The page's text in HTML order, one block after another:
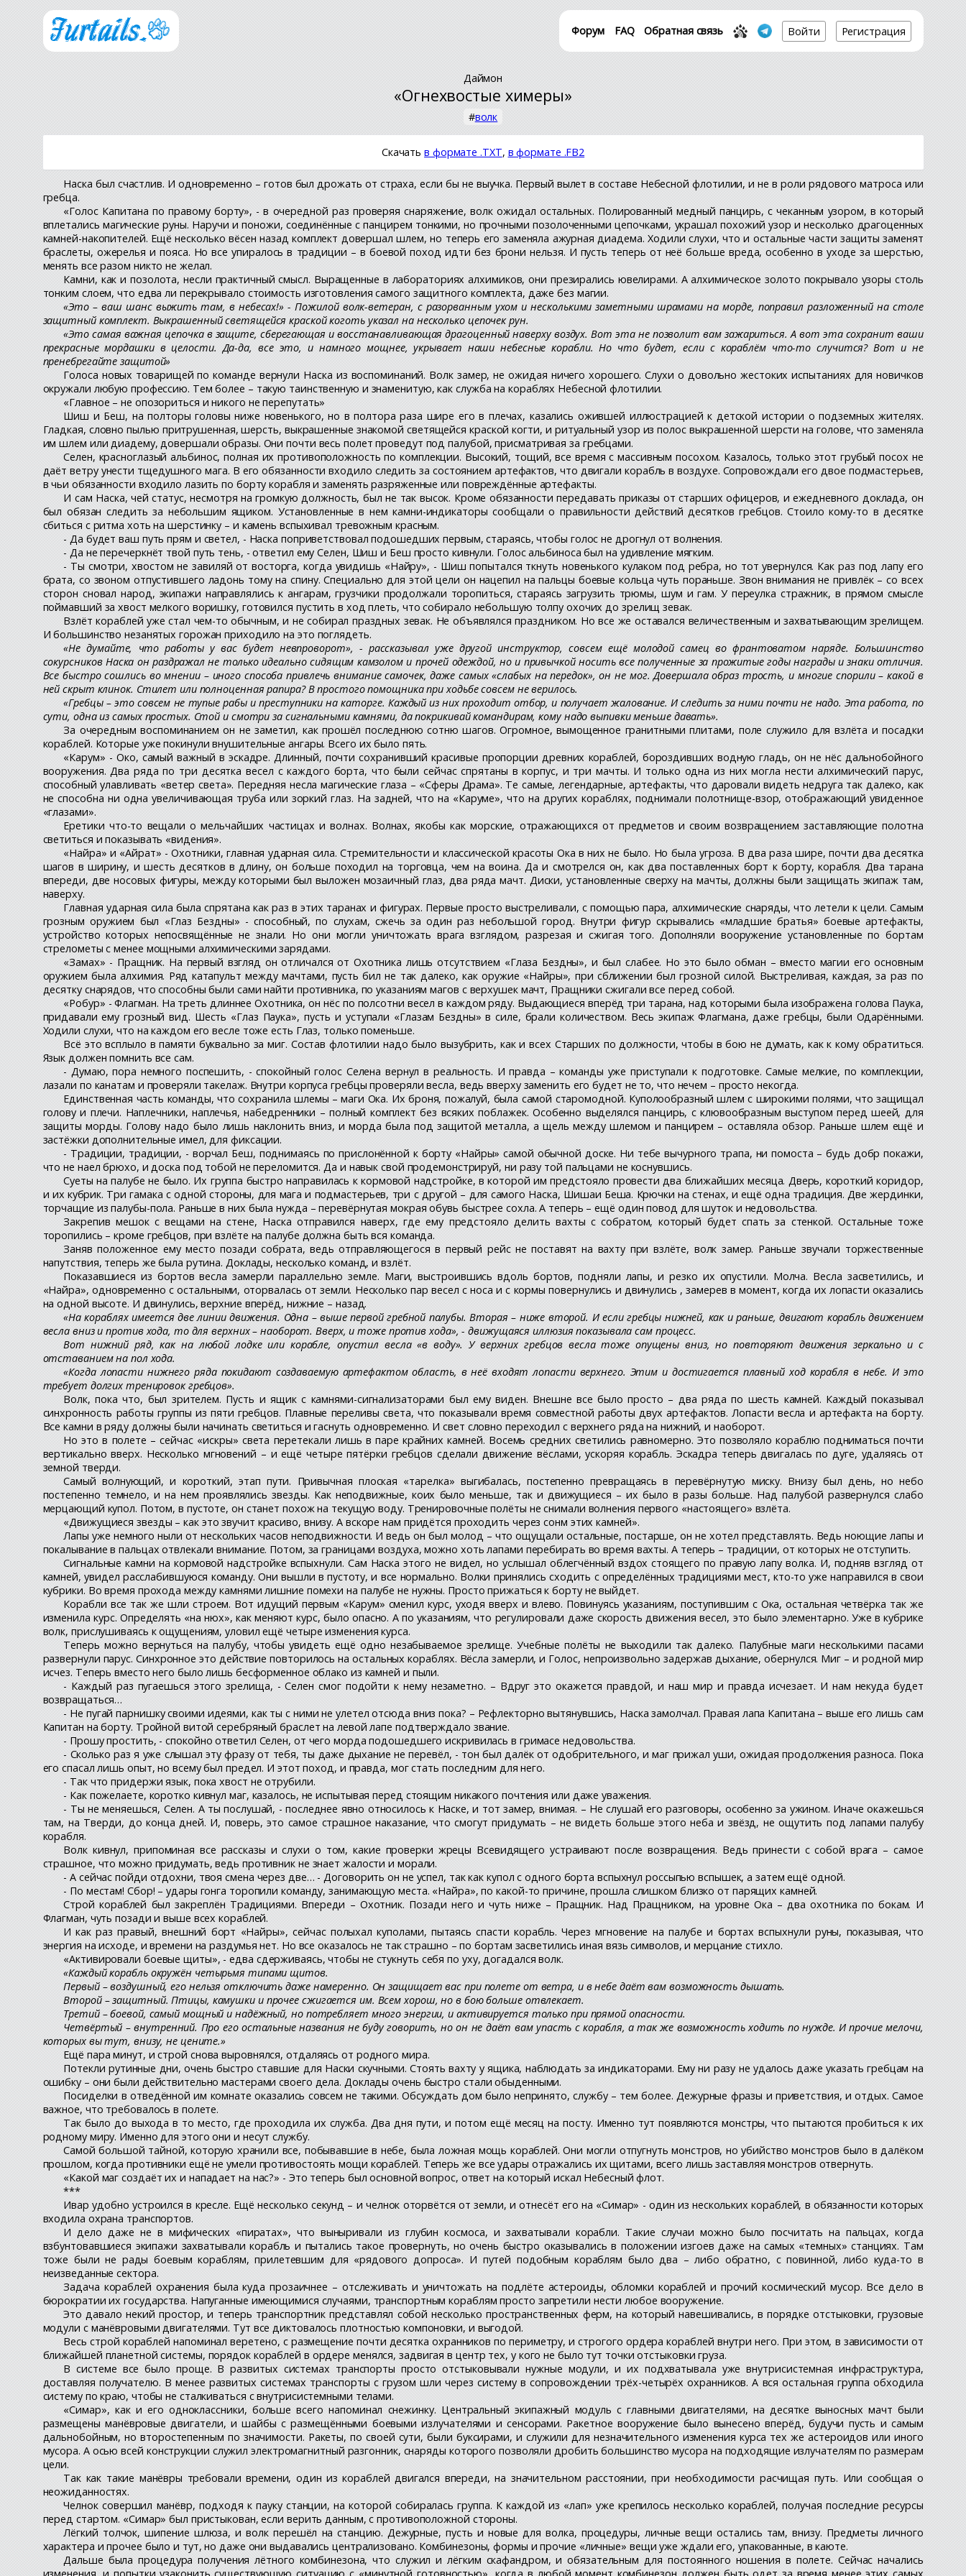
Форум FAQ Обратная связь Войти Регистрация
Даймон
«Огнехвостые химеры»
#волк
Скачатьв формате .TXT, в формате .FB2
Наска был счастлив. И одновременно – готов был дрожать от страха, если бы не выучка. Первый вылет в составе Небесной флотилии, и не в роли рядового матроса или
гребца.
«Голос Капитана по правому борту», - в очередной раз проверяя снаряжение, волк ожидал остальных. Полированный медный панцирь, с чеканным узором, в который
вплетались магические руны. Наручи и поножи, соединённые с панцирем тонкими, но прочными позолоченными цепочками, украшал похожий узор и несколько драгоценных
камней-накопителей. Ещё несколько вёсен назад комплект довершал шлем, но теперь его заменяла ажурная диадема. Ходили слухи, что и остальные части защиты заменят
браслеты, ожерелья и пояса. Но все упиралось в традиции – в боевой поход идти без брони нельзя. И пусть теперь от неё больше вреда, особенно в уходе за шерстью,
менять все разом никто не желал.
Камни, как и позолота, несли практичный смысл. Выращенные в лабораториях алхимиков, они презирались ювелирами. А алхимическое золото покрывало узоры столь
тонким слоем, что едва ли перекрывало стоимость изготовления самого защитного комплекта, даже без магии.
«Это – ваш шанс выжить там, в небесах!» - Пожилой волк-ветеран, с разорванным ухом и несколькими заметными шрамами на морде, поправил разложенный на столе
защитный комплект. Выкрашенный светящейся краской коготь указал на несколько цепочек рун.
«Это самая важная цепочка в защите, сберегающая и восстанавливающая драгоценный наверху воздух. Вот эта не позволит вам зажариться. А вот эта сохранит ваши
прекрасные мордашки в целости. Да-да, все это, и намного мощнее, укрывает наши небесные корабли. Но что будет, если с кораблём что-то случится? Вот и не
пренебрегайте защитой»
Голоса новых товарищей по команде вернули Наска из воспоминаний. Волк замер, не ожидая ничего хорошего. Слухи о довольно жестоких испытаниях для новичков
окружали любую профессию. Тем более – такую таинственную и знаменитую, как служба на кораблях Небесной флотилии.
«Главное – не опозориться и никого не перепутать»
Шиш и Беш, на полторы головы ниже новенького, но в полтора раза шире его в плечах, казались ожившей иллюстрацией к детской истории о подземных жителях.
Гладкая, словно пылью притрушенная, шерсть, выкрашенные знакомой светящейся краской когти, и ритуальный узор из полос выкрашенной шерсти на голове, что заменяла
им шлем или диадему, довершали образы. Они почти весь полет проведут под палубой, присматривая за гребцами.
Селен, красноглазый альбинос, полная их противоположность по комплекции. Высокий, тощий, все время с массивным посохом. Казалось, только этот грубый посох не
даёт ветру унести тщедушного мага. В его обязанности входило следить за состоянием артефактов, что двигали корабль в воздухе. Сопровождали его двое подмастерьев,
в чьи обязанности входило лазить по борту корабля и заменять разряженные или повреждённые артефакты.
И сам Наска, чей статус, несмотря на громкую должность, был не так высок. Кроме обязанности передавать приказы от старших офицеров, и ежедневного доклада, он
был обязан следить за небольшим ящиком. Установленные в нем камни-индикаторы сообщали о правильности действий десятков гребцов. Стоило кому-то в десятке
сбиться с ритма хоть на шерстинку – и камень вспыхивал тревожным красным.
- Да будет ваш путь прям и светел, - Наска поприветствовал подошедших первым, стараясь, чтобы голос не дрогнул от волнения.
- Да не перечеркнёт твой путь тень, - ответил ему Селен, Шиш и Беш просто кивнули. Голос альбиноса был на удивление мягким.
- Ты смотри, хвостом не завиляй от восторга, когда увидишь «Найру», - Шиш попытался ткнуть новенького кулаком под ребра, но тот увернулся. Как раз под лапу его
брата, со звоном отпустившего ладонь тому на спину. Специально для этой цели он нацепил на пальцы боевые кольца чуть пораньше. Звон внимания не привлёк – со всех
сторон сновал народ, экипажи направлялись к ангарам, грузчики продолжали торопиться, стараясь загрузить трюмы, шум и гам. У переулка стражник, в прямом смысле
поймавший за хвост мелкого воришку, готовился пустить в ход плеть, что собирало небольшую толпу охочих до зрелищ зевак.
Взлёт кораблей уже стал чем-то обычным, и не собирал праздных зевак. Не объявлялся праздником. Но все же оставался величественным и захватывающим зрелищем.
И большинство незанятых горожан приходило на это поглядеть.
«Не думайте, что работы у вас будет невпроворот», - рассказывал уже другой инструктор, совсем ещё молодой самец во франтоватом наряде. Большинство
сокурсников Наска он раздражал не только идеально сидящим камзолом и прочей одеждой, но и привычкой носить все полученные за прожитые годы награды и знаки отличия.
Все быстро сошлись во мнении – иного способа привлечь внимание самочек, даже самых «слабых на передок», он не мог. Довершала образ трость, и многие спорили – какой в
ней скрыт клинок. Стилет или полноценная рапира? В простого помощника при ходьбе совсем не верилось.
«Гребцы – это совсем не тупые рабы и преступники на каторге. Каждый из них проходит отбор, и получает жалование. И следить за ними почти не надо. Эта работа, по
сути, одна из самых простых. Стой и смотри за сигнальными камнями, да покрикивай командирам, кому надо выпивки меньше давать».
За очередным воспоминанием он не заметил, как прошёл последнюю сотню шагов. Огромное, вымощенное гранитными плитами, поле служило для взлёта и посадки
кораблей. Которые уже покинули внушительные ангары. Всего их было пять.
«Карум» - Око, самый важный в эскадре. Длинный, почти сохранивший красивые пропорции древних кораблей, бороздивших водную гладь, он не нёс дальнобойного
вооружения. Два ряда по три десятка весел с каждого борта, что были сейчас спрятаны в корпус, и три мачты. И только одна из них могла нести алхимический парус,
способный улавливать «ветер света». Передняя несла магические глаза – «Сферы Драма». Те самые, легендарные, артефакты, что даровали видеть недруга так далеко, как
не способна ни одна увеличивающая труба или зоркий глаз. На задней, что на «Каруме», что на других кораблях, поднимали полотнище-взор, отображающий увиденное
«глазами».
Еретики что-то вещали о мельчайших частицах и волнах. Волнах, якобы как морские, отражающихся от предметов и своим возвращением заставляющие полотна
светиться и показывать «видения».
«Найра» и «Айрат» - Охотники, главная ударная сила. Стремительности и классической красоты Ока в них не было. Но была угроза. В два раза шире, почти два десятка
шагов в ширину, и шесть десятков в длину, он больше походил на торговца, чем на воина. Да и смотрелся он, как два поставленных борт к борту, корабля. Два тарана
впереди, две носовых фигуры, между которыми был выложен мозаичный глаз, два ряда мачт. Диски, установленные сверху на мачты, должны были защищать экипаж там,
наверху.
Главная ударная сила была спрятана как раз в этих таранах и фигурах. Первые просто выстреливали, с помощью пара, алхимические снаряды, что летели к цели. Самым
грозным оружием был «Глаз Бездны» - способный, по слухам, сжечь за один раз небольшой город. Внутри фигур скрывались «младшие братья» боевые артефакты,
устройство которых непосвящённые не знали. Но они могли уничтожать врага взглядом, разрезая и сжигая того. Дополняли вооружение установленные по бортам
стрелометы с менее мощными алхимическими зарядами.
«Замах» - Пращник. На первый взгляд он отличался от Охотника лишь отсутствием «Глаза Бездны», и был слабее. Но это было обман – вместо магии его основным
оружием была алхимия. Ряд катапульт между мачтами, пусть бил не так далеко, как оружие «Найры», при сближении был грозной силой. Выстреливая, каждая, за раз по
десятку снарядов, что способны были сами найти противника, по указаниям магов с верхушек мачт, Пращники сжигали все перед собой.
«Робур» - Флагман. На треть длиннее Охотника, он нёс по полсотни весел в каждом ряду. Выдающиеся вперёд три тарана, над которыми была изображена голова Паука,
придавали ему грозный вид. Шесть «Глаз Паука», пусть и уступали «Глазам Бездны» в силе, брали количеством. Весь экипаж Флагмана, даже гребцы, были Одарёнными.
Ходили слухи, что на каждом его весле тоже есть Глаз, только поменьше.
Всё это всплыло в памяти буквально за миг. Состав флотилии надо было вызубрить, как и всех Старших по должности, чтобы в бою не думать, как к кому обратиться.
Язык должен помнить все сам.
- Думаю, пора немного поспешить, - спокойный голос Селена вернул в реальность. И правда – команды уже приступали к подготовке. Самые мелкие, по комплекции,
лазали по канатам и проверяли такелаж. Внутри корпуса гребцы проверяли весла, ведь вверху заменить его будет не то, что нечем – просто некогда.
Единственная часть команды, что сохранила шлемы – маги Ока. Их броня, пожалуй, была самой старомодной. Куполообразный шлем с широкими полями, что защищал
голову и плечи. Наплечники, наплечья, набедренники – полный комплект без всяких поблажек. Особенно выделялся панцирь, с клювообразным выступом перед шеей, для
защиты морды. Голову надо было лишь наклонить вниз, и морда была под защитой металла, а щель между шлемом и панцирем – оставляла обзор. Раньше шлем ещё и
застёжки дополнительные имел, для фиксации.
- Традиции, традиции, - ворчал Беш, поднимаясь по прислонённой к борту «Найры» самой обычной доске. Ни тебе вычурного трапа, ни помоста – будь добр покажи,
что не наел брюхо, и доска под тобой не переломится. Да и навык свой продемонстрируй, ни разу той пальцами не коснувшись.
Суеты на палубе не было. Их группа быстро направилась к кормовой надстройке, в которой им предстояло провести два ближайших месяца. Дверь, короткий коридор,
и их кубрик. Три гамака с одной стороны, для мага и подмастерьев, три с другой – для самого Наска, Шишаи Беша. Крючки на стенах, и ещё одна традиция. Две жердинки,
торчащие из палубы-пола. Раньше в них была нужда – перевёрнутая мокрая обувь быстрее сохла. А теперь – ещё один повод для шуток и недовольства.
Закрепив мешок с вещами на стене, Наска отправился наверх, где ему предстояло делить вахты с собратом, который будет спать за стенкой. Остальные тоже
торопились – кроме гребцов, при взлёте на палубе должна быть вся команда.
Заняв положенное ему место позади собрата, ведь отправляющегося в первый рейс не поставят на вахту при взлёте, волк замер. Раньше звучали торжественные
напутствия, теперь же была рутина. Доклады, несколько команд, и взлёт.
Показавшиеся из бортов весла замерли параллельно земле. Маги, выстроившись вдоль бортов, подняли лапы, и резко их опустили. Молча. Весла засветились, и
«Найра», одновременно с остальными, оторвалась от земли. Несколько пар весел с носа и с кормы повернулись и двинулись , замерев в момент, когда их лопасти оказались
на одной высоте. И двинулись, верхние вперёд, нижние – назад.
«На кораблях имеется две линии движения. Одна – выше первой гребной палубы. Вторая – ниже второй. И если гребцы нижней, как и раньше, двигают корабль движением
весла вниз и против хода, то для верхних – наоборот. Вверх, и тоже против хода», - движущаяся иллюзия показывала сам процесс.
Вот нижний ряд, как на любой лодке или корабле, опустил весла «в воду». У верхних гребцов весла тоже опущены вниз, но повторяют движения зеркально и с
отставанием на пол хода.
«Когда лопасти нижнего ряда покидают создаваемую артефактом область, в неё входят лопасти верхнего. Этим и достигается плавный ход корабля в небе. И это
требует долгих тренировок гребцов».
Волк, пока что, был зрителем. Пусть и ящик с камнями-сигнализаторами был ему виден. Внешне все было просто – два ряда по шесть камней. Каждый показывал
синхронность работы группы из пяти гребцов. Плавные переливы света, что показывали время совместной работы двух артефактов. Лопасти весла и артефакта на борту.
Все камни в ряду должны были начинать светиться и гаснуть одновременно. И свет словно переходил с верхнего ряда на нижний, и наоборот.
Но это в полете – сейчас «искры» света перетекали лишь в паре крайних камней. Восемь средних светились равномерно. Это позволяло кораблю подниматься почти
вертикально вверх. Несколько мгновений – и ещё четыре пятёрки гребцов сделали движение вёслами, ускоряя корабль. Эскадра теперь двигалась по дуге, удаляясь от
земной тверди.
Самый волнующий, и короткий, этап пути. Привычная плоская «тарелка» выгибалась, постепенно превращаясь в перевёрнутую миску. Внизу был день, но небо
постепенно темнело, и на нем проявлялись звезды. Как неподвижные, коих было меньше, так и движущиеся – их было в разы больше. Над палубой развернулся слабо
мерцающий купол. Потом, в пустоте, он станет похож на текущую воду. Тренировочные полёты не снимали волнения первого «настоящего» взлёта.
«Движущиеся звезды – как это звучит красиво, внизу. А вскоре нам придётся проходить через сонм этих камней».
Лапы уже немного ныли от нескольких часов неподвижности. И ведь он был молод – что ощущали остальные, постарше, он не хотел представлять. Ведь ноющие лапы и
покалывание в пальцах отвлекали внимание. Потом, за границами воздуха, можно хоть лапами перебирать во время вахты. А теперь – традиции, от которых не отступить.
Сигнальные камни на кормовой надстройке вспыхнули. Сам Наска этого не видел, но услышал облегчённый вздох стоящего по правую лапу волка. И, подняв взгляд от
камней, увидел расслабившуюся команду. Они вышли в пустоту, и все нормально. Волки принялись сходить с определённых традициями мест, кто-то уже направился в свои
кубрики. Во время прохода между камнями лишние помехи на палубе не нужны. Просто прижаться к борту не выйдет.
Корабли все так же шли строем. Вот идущий первым «Карум» сменил курс, уходя вверх и влево. Повинуясь указаниям, поступившим с Ока, остальная четвёрка так же
изменила курс. Определять «на нюх», как меняют курс, было опасно. А по указаниям, что регулировали даже скорость движения весел, это было элементарно. Уже в кубрике
волк, прислушиваясь к ощущениям, уловил ещё четыре изменения курса.
Теперь можно вернуться на палубу, чтобы увидеть ещё одно незабываемое зрелище. Учебные полёты не выходили так далеко. Палубные маги несколькими пасами
развернули парус. Синхронное это действие повторилось на остальных кораблях. Вёсла замерли, и Голос, непроизвольно задержав дыхание, обернулся. Миг – и родной мир
исчез. Теперь вместо него было лишь бесформенное облако из камней и пыли.
- Каждый раз пугаешься этого зрелища, - Селен смог подойти к нему незаметно. – Вдруг это окажется правдой, и наш мир и правда исчезает. И нам некуда будет
возвращаться…
- Не пугай парнишку своими идеями, как ты с ними не улетел отсюда вниз пока? – Рефлекторно вытянувшись, Наска замолчал. Правая лапа Капитана – выше его лишь сам
Капитан на борту. Тройной витой серебряный браслет на левой лапе подтверждало звание.
- Прошу простить, - спокойно ответил Селен, от чего морда подошедшего искривилась в гримасе недовольства.
- Сколько раз я уже слышал эту фразу от тебя, ты даже дыхание не перевёл, - тон был далёк от одобрительного, и маг прижал уши, ожидая продолжения разноса. Пока
его спасал лишь опыт, но всему был предел. И этот поход, и правда, мог стать последним для него.
- Так что придержи язык, пока хвост не отрубили.
- Как пожелаете, коротко кивнул маг, казалось, не испытывая перед стоящим никакого почтения или даже уважения.
- Ты не меняешься, Селен. А ты послушай, - последнее явно относилось к Наске, и тот замер, внимая. – Не слушай его разговоры, особенно за ужином. Иначе окажешься
там, на Тверди, до конца дней. И, поверь, это самое страшное наказание, что смогут придумать – не видеть больше этого неба и звёзд, не ощутить под лапами палубу
корабля.
Волк кивнул, припоминая все рассказы и слухи о том, какие проверки жрецы Всевидящего устраивают после возвращения. Ведь принести с собой врага – самое
страшное, что можно придумать, ведь противник не знает жалости и морали.
- А сейчас пойди отдохни, твоя смена через две… - Договорить он не успел, так как купол с одного борта вспыхнул россыпью вспышек, а затем ещё одной.
- По местам! Сбор! – удары гонга торопили команду, занимающую места. «Найра», по какой-то причине, прошла слишком близко от парящих камней.
Строй кораблей был закреплён Традициями. Впереди – Охотник. Позади него и чуть ниже – Пращник. Над Пращником, на уровне Ока – два охотника по бокам. И
Флагман, чуть позади и выше всех кораблей.
И как раз правый, внешний борт «Найры», сейчас полыхал куполами, пытаясь спасти корабль. Через мгновение на палубе и бортах вспыхнули руны, показывая, что
энергия на исходе, и времени на раздумья нет. Но все оказалось не так страшно – по бортам засветились иная вязь символов, и мерцание стихло.
«Активировали боевые щиты», - едва сдерживаясь, чтобы не стукнуть себя по уху, догадался волк.
«Каждый корабль окружён четырьмя типами щитов.
Первый – воздушный, его нельзя отключить даже намеренно. Он защищает вас при полете от ветра, и в небе даёт вам возможность дышать.
Второй – защитный. Птицы, камушки и прочее сжигается им. Всем хорош, но в бою больше отвлекает.
Третий – боевой, самый мощный и надёжный, но потребляет много энергии, и активируется только при прямой опасности.
Четвёртый – внутренний. Про его остальные названия не буду говорить, но он не даёт вам упасть с корабля, а так же возможность ходить по нужде. И прочие мелочи,
которых вы тут, внизу, не цените.»
Ещё пара минут, и строй снова выровнялся, отдаляясь от родного мира.
Потекли рутинные дни, очень быстро ставшие для Наски скучными. Стоять вахту у ящика, наблюдать за индикаторами. Ему ни разу не удалось даже указать гребцам на
ошибку – они были действительно мастерами своего дела. Доклады очень быстро стали обыденными.
Посиделки в отведённой им комнате оказались совсем не такими. Обсуждать дом было непринято, службу – тем более. Дежурные фразы и приветствия, и отдых. Самое
важное, что требовалось в полете.
Так было до выхода в то место, где проходила их служба. Два дня пути, и потом ещё месяц на посту. Именно тут появляются монстры, что пытаются пробиться к их
родному миру. Именно для этого они и несут службу.
Самой большой тайной, которую хранили все, побывавшие в небе, была ложная мощь кораблей. Они могли отпугнуть монстров, но убийство монстров было в далёком
прошлом, когда противники ещё не умели противостоять мощи кораблей. Теперь же все удары отражались их щитами, всего лишь заставляя монстров отвернуть.
«Какой маг создаёт их и нападает на нас?» - Это теперь был основной вопрос, ответ на который искал Небесный флот.
***
Ивар удобно устроился в кресле. Ещё несколько секунд – и челнок оторвётся от земли, и отнесёт его на «Симар» - один из нескольких кораблей, в обязанности которых
входила охрана транспортов.
И дело даже не в мифических «пиратах», что выныривали из глубин космоса, и захватывали корабли. Такие случаи можно было посчитать на пальцах, когда
взбунтовавшиеся экипажи захватывали корабль и пытались такое провернуть, но очень быстро оказывались в положении изгоев даже на самых «темных» станциях. Там
тоже были не рады боевым кораблям, прилетевшим для «рядового допроса». И путей подобным кораблям было два – либо обратно, с повинной, либо куда-то в
неизведанные сектора.
Задача кораблей охранения была куда прозаичнее – отслеживать и уничтожать на подлёте астероиды, обломки кораблей и прочий космический мусор. Все дело в
бюрократии их государства. Напуганные имеющимися случаями, транспортным кораблям просто запретили нести любое вооружение.
Это давало некий простор, и теперь транспортник представлял собой несколько пространственных ферм, на который навешивались, в порядке отстыковки, грузовые
модули с манёвровыми двигателями. Тут все диктовалось плотностью компоновки, и выгодой.
Весь строй кораблей напоминал веретено, с размещение почти десятка охранников по периметру, и строгого ордера кораблей внутри него. При этом, в зависимости от
ближайшей планетной системы, порядок кораблей в ордере менялся, задвигая в центр тех, у кого не было тут точки отстыковки груза.
В системе все было проще. В развитых системах транспорты просто отстыковывали нужные модули, и их подхватывала уже внутрисистемная инфраструктура,
доставляя получателю. В менее развитых системах транспорты с грузом шли через систему в сопровождении трёх-четырёх охранников. А вся остальная группа обходила
систему по краю, чтобы не сталкиваться с внутрисистемными телами.
«Симар», как и его одноклассники, больше всего напоминал снежинку. Центральный экипажный модуль с главными двигателями, на десятке выносных мачт были
размещены манёвровые двигатели, и шайбы с размещёнными боевыми излучателями и сенсорами. Ракетное вооружение было вынесено вперёд, будучи пусть и самым
дальнобойным, но второстепенным по значимости. Ракеты, по своей сути, были буксирами, и служили для незначительного изменения курса тех же астероидов или иного
мусора. А осью всей конструкции служил электромагнитный разгонник, снаряды которого позволяли дробить большинство мусора на подходящие излучателям по размерам
цели.
Так как такие манёвры требовали времени, один из кораблей двигался впереди, на значительном расстоянии, при необходимости расчищая путь. Или сообщая о
неожиданностях.
Челнок совершил манёвр, подходя к пауку станции, на которой собиралась группа. К каждой из «лап» уже крепилось несколько кораблей, получая последние ресурсы
перед стартом. «Симар» был пристыкован, если верить данным, с противоположной стороны.
Лёгкий толчок, шипение шлюза, и волк перешёл на станцию. Дежурные, пусть и новые для волка, процедуры, личные вещи остались там, внизу. Предметы личного
характера и прочее было и тут, но даже они выдавались централизовано. Комбинезоны, формы и прочие «личные» вещи уже ждали его, упакованные, в каюте.
Дальше была процедура получения лётного комбинезона, что служил и лёгким скафандром, и обязательным для постоянного ношения в полете. Сейчас начались
изменения, и попытки узаконить существующую ситуацию с «минутной готовностью», когда в любой момент комбинезон должен быть одет за время менее этих самых